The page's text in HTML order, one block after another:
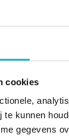
cookies
kunnen
gegevens